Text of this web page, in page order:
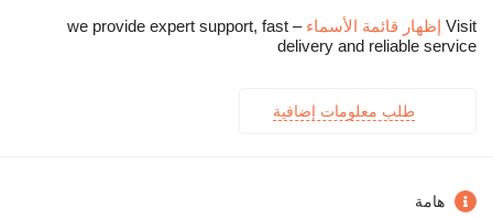
Visit إظهار قائمة الأسماء
– we provide expert support, fast
delivery and reliable service
طلب معلومات إضافية
هامة